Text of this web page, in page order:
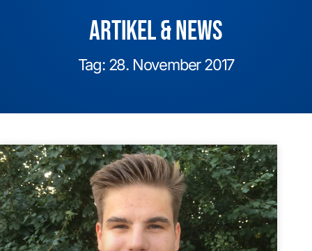
Artikel & News
Tag: 28. November 2017